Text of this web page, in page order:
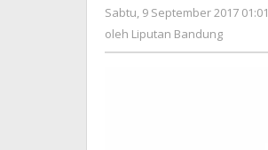
Sabtu, 9 September 2017 01:01
oleh Liputan Bandung